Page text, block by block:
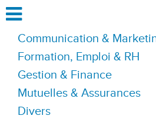
Communication &
Formation, Emploi & RH
Gestion & Finance
Mutuelles & Assurances
Divers